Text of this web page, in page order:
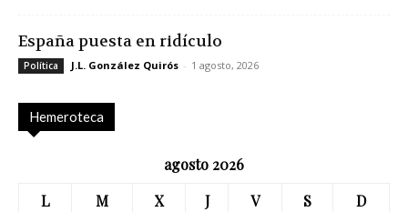
España puesta en ridículo
Política J.L. González Quirós - 1 agosto, 2026
Hemeroteca
agosto 2026
L
M X J V S
D